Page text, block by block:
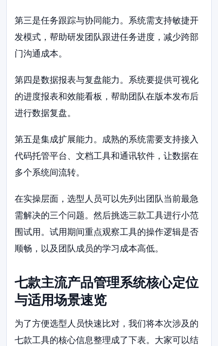
第三是任务跟踪与协同能力。系统需支持敏捷开
发模式，帮助研发团队跟进任务进度，减少跨部
门沟通成本。
第四是数据报表与复盘能力。系统要提供可视化
的进度报表和效能看板，帮助团队在版本发布后
进行数据复盘。
第五是集成扩展能力。成熟的系统需要支持接入
代码托管平台、文档工具和通讯软件，让数据在
多个系统间流转。
在实操层面，选型人员可以先列出团队当前最急
需解决的三个问题。然后挑选三款工具进行小范
围试用。试用期间重点观察工具的操作逻辑是否
顺畅，以及团队成员的学习成本高低。
七款主流产品管理系统核心定位
与适用场景速览
为了方便选型人员快速比对，我们将本次涉及的
七款工具的核心信息整理成了下表。大家可以结